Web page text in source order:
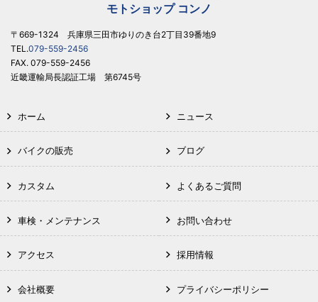
モトショップ コンノ
〒669-1324 兵庫県三田市ゆりのき台2丁目39番地9
TEL.079-559-2456
FAX. 079-559-2456
近畿運輸局長認証工場 第6745号
ホーム
バイクの販売
カスタム
車検・メンテナンス
アクセス
会社概要
ニュース
ブログ
よくあるご質問
お問い合わせ
採用情報
プライバシーポリシー